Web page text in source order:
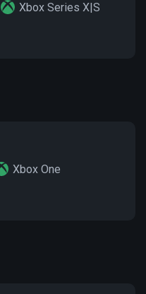
Xbox Series X|S
Xbox One